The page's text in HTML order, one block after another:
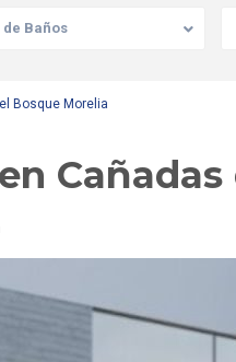
de Baños
Bosque Morelia